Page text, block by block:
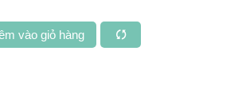
vào giỏ hàng